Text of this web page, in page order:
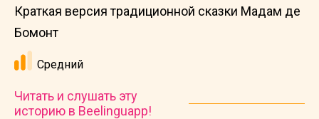
Краткая версия традиционной сказки Мадам де
Бомонт
Средний
Читать и слушать эту
историю в Beelinguapp!